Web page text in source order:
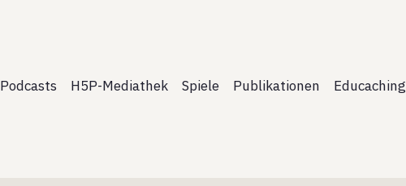
Podcasts H5P-Mediathek Spiele Publikationen Educaching